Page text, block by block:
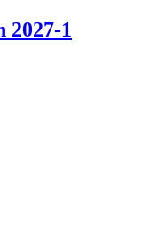
2027-1